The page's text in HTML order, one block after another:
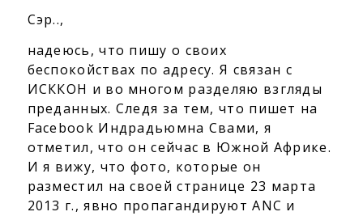
Сэр..,
надеюсь, что пишу о своих
беспокойствах по адресу. Я связан с
ИСККОН и во многом разделяю взгляды
преданных. Следя за тем, что пишет на
Facebook Индрадьюмна Свами, я
отметил, что он сейчас в Южной Африке.
И я вижу, что фото, которые он
разместил на своей странице 23 марта
2013 г., явно пропагандируют ANC и